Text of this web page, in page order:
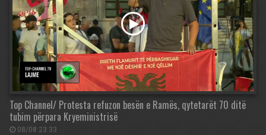
Top Channel/ Protesta refuzon besën e Ramës, qytetarët 70 ditë
tubim përpara Kryeministrisë
08/08 23:33